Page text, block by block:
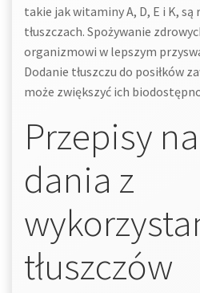
takie jak witaminy A, D, E i K,
tłuszczach. Spożywanie
organizmowi w lepszym
Dodanie tłuszczu do posiłków
może zwiększyć ich
Przepisy
dania z
tłuszczów